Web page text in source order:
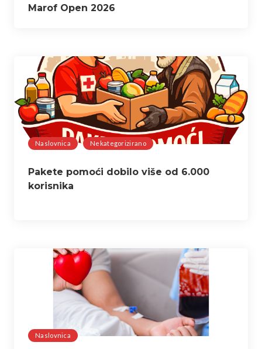
Marof Open 2026
Naslovnica Nekategorizirano
Pakete pomoći dobilo više od 6.000
korisnika
Naslovnica